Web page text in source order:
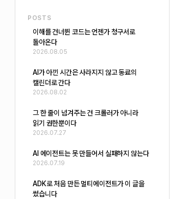
POSTS
이해를 건너뛴 코드는 언젠가 청구서로
돌아온다
2026.08.05
AI가 아낀 시간은 사라지지 않고 동료의
캘린더로 간다
2026.08.02
그 한 줄이 넘겨주는 건 크롤러가 아니라
읽기 권한뿐이다
2026.07.27
AI 에이전트는 못 만들어서 실패하지 않는다
2026.07.19
ADK로 처음 만든 멀티에이전트가 이 글을
썼습니다